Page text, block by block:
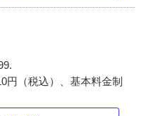
円（税込）、基本料金制